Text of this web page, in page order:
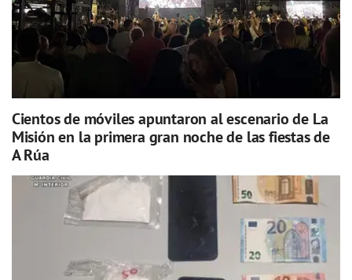
Cientos de móviles apuntaron al escenario de La
Misión en la primera gran noche de las fiestas de
A Rúa